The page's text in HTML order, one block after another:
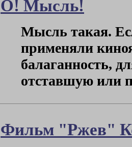
О! Мысль!
Мысль такая.
применяли
балаганность,
отставшую или
Фильм "Ржев"